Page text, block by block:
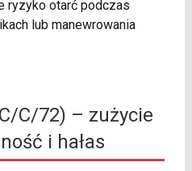
ryzyko otarć podczas
lub manewrowania
C/72) – zużycie
i hałas